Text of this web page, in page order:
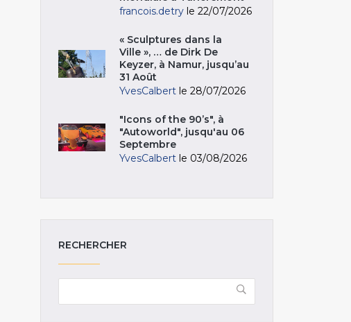
francois.detry le 22/07/2026
« Sculptures dans la
Ville », … de Dirk De
Keyzer, à Namur, jusqu’au
31 Août
YvesCalbert le 28/07/2026
"Icons of the 90’s", à
"Autoworld", jusqu'au 06
Septembre
YvesCalbert le 03/08/2026
RECHERCHER